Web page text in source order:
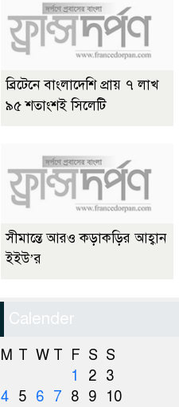
ব্রিটেনে বাংলাদেশি প্রায় ৭ লাখ
৯৫ শতাংশই সিলেটি
সীমান্তে আরও কড়াকড়ির আহ্বান
ইইউ’র
Calender
M T W T F S S
1
2 3
4 5 6 7 8 9
10